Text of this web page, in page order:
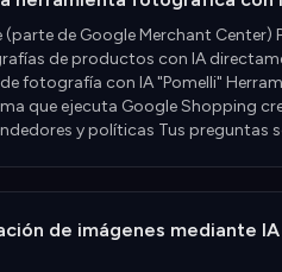
de Google Merchant Center)
de productos con IA
fotografía con IA "Pomelli"
que ejecuta Google Shopping
y políticas Tus preguntas
de imágenes mediante